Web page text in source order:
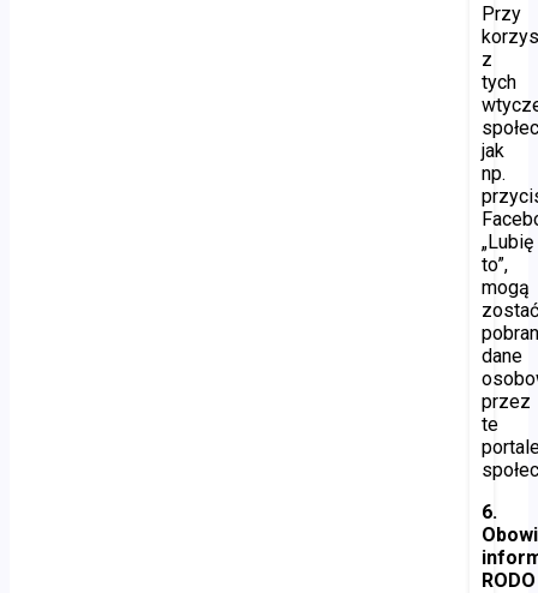
Przy
z
tych
jak
np.
„Lubię
to”,
mogą
dane
przez
te
6.
RODO